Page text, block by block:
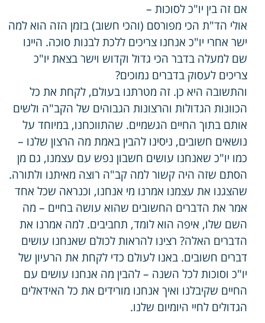
אם זה בין יו"כ לסוכות –
אולי הד"ת הכי מפורסם (והכי חשוב) בזמן הזה הוא למה
ישר אחרי יו"כ אנחנו צריכים ללכת לבנות סוכה. היינו
שם למעלה בדבר הכי גדול וקדוש וישר בצאת יו"כ
צריכים לעסוק בדברים נמוכים?
והתשובה היא כן. זה מטרתנו בעולם, לקחת את כל
הכוונות הגדולות והרצונות הגבוהים של הקב"ה ולשים
אותם בתוך החיים הגשמיים. שהתווכחנו, במיוחד על
נושאים חשובים, ניסינו להבין באמת מה הרצון שלנו –
כמו יו"כ שאנחנו עושים חשבון נפש עם עצמנו, גם מן
הסתם שזה היה קשור למה קב"ה רוצה מאיתנו ולתורה.
שהצגנו את עצמנו אמרנו מי אנחנו, וכנראה שכל אחד
אמר את הדברים החשובים שהוא עושה בחיים – מה
השם שלו, איפה הוא לומד, תחביבים. למה אמרנו את
הדברים האלה? רצינו להראות לכולם שאנחנו עושים
דברים חשובים. באנו לעולם כדי לקחת את הרעיון של
יו"כ וסוכות לכל השנה – להבין מה אנחנו עושים עם
החיים שקיבלנו ואיך אנחנו מורידים את כל האידאלים
הגדולים לחיי היומיום שלנו.